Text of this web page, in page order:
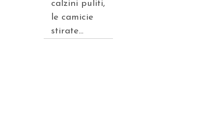
calzini puliti,
le camicie
stirate…